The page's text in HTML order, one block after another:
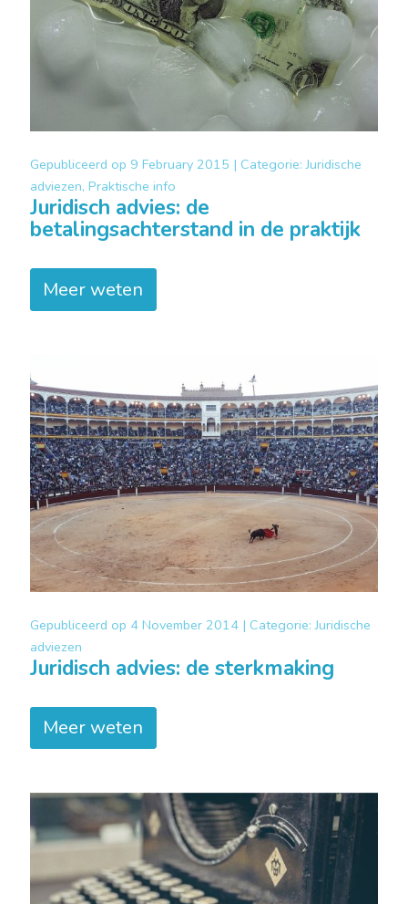
Gepubliceerd op 9 February 2015 | Categorie:Juridische
adviezen, Praktische info
Juridisch advies: de
betalingsachterstand in de praktijk
Meer weten
Gepubliceerd op 4 November 2014 | Categorie:Juridische
adviezen
Juridisch advies: de sterkmaking
Meer weten